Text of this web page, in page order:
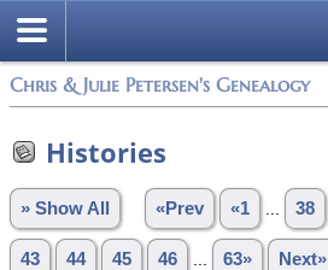
Chris & Julie Petersen's Genealogy
Histories
» Show All «Prev «1 38
43 44 45 46 63» Next»